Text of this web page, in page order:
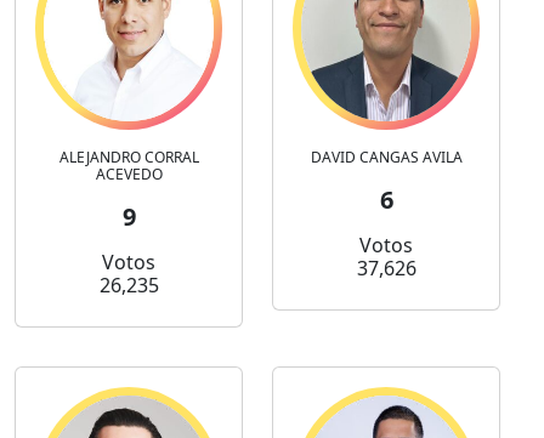
ALEJANDRO CORRAL
ACEVEDO
9
Votos
26,235
DAVID CANGAS AVILA
6
Votos
37,626